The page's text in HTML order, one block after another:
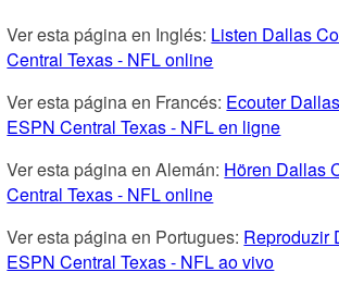
Ver esta página en Inglés: Listen Dallas
Central Texas - NFL online
Ver esta página en Francés: Ecouter
ESPN Central Texas - NFL en ligne
Ver esta página en Alemán: Hören Dallas
Central Texas - NFL online
Ver esta página en Portugues: Reproduzir
ESPN Central Texas - NFL ao vivo